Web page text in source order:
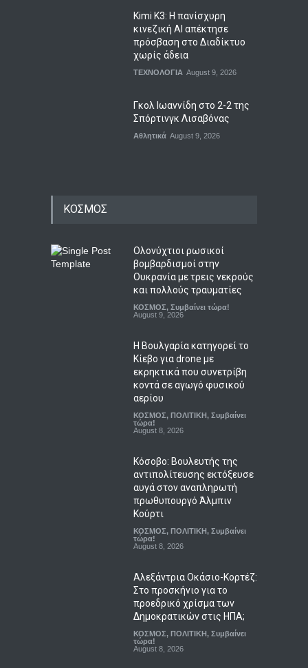
Kimi K3: Η πανίσχυρη
κινεζική AI απέκτησε
πρόσβαση στο Διαδίκτυο
χωρίς άδεια
ΤΕΧΝΟΛΟΓΙΑ August 9, 2026
Γκολ Ιωαννίδη στο 2-2 της
Σπόρτινγκ Λισαβόνας
Αθλητικά August 9, 2026
ΚΟΣΜΟΣ
Ολονύχτιοι ρωσικοί
βομβαρδισμοί στην
Ουκρανία με τρεις νεκρούς
και πολλούς τραυματίες
ΚΟΣΜΟΣ Συμβαίνει τώρα!
August 9, 2026
Η Βουλγαρία κατηγορεί το
Κίεβο για drone με
εκρηκτικά που συνετρίβη
κοντά σε αγωγό φυσικού
αερίου
ΚΟΣΜΟΣ ΠΟΛΙΤΙΚΗ Συμβαίνει
τώρα!
August 8, 2026
Κόσοβο: Βουλευτής της
αντιπολίτευσης εκτόξευσε
αυγά στον αναπληρωτή
πρωθυπουργό Άλμπιν
Κούρτι
ΚΟΣΜΟΣ ΠΟΛΙΤΙΚΗ Συμβαίνει
τώρα!
August 8, 2026
Αλεξάντρια Οκάσιο-Κορτέζ:
Στο προσκήνιο για το
προεδρικό χρίσμα των
Δημοκρατικών στις ΗΠΑ;
ΚΟΣΜΟΣ ΠΟΛΙΤΙΚΗ Συμβαίνει
τώρα!
August 8, 2026